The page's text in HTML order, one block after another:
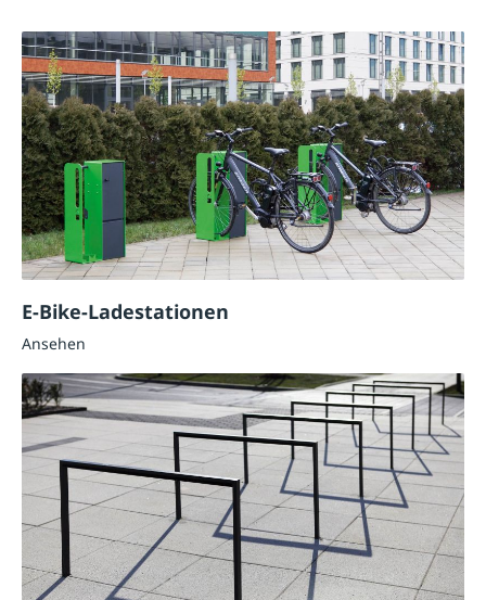
E-Bike-Ladestationen
Ansehen